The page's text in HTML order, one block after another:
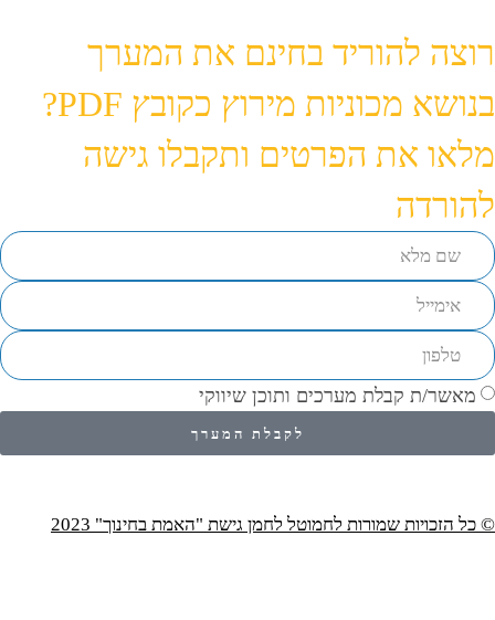
רוצה להוריד בחינם את המערך
בנושא מכוניות מירוץ כקובץ PDF?
מלאו את הפרטים ותקבלו גישה
להורדה
מאשר/ת קבלת מערכים ותוכן שיווקי
לקבלת המערך
© כל הזכויות שמורות לחמוטל לחמן גישת "האמת בחינוך" 2023